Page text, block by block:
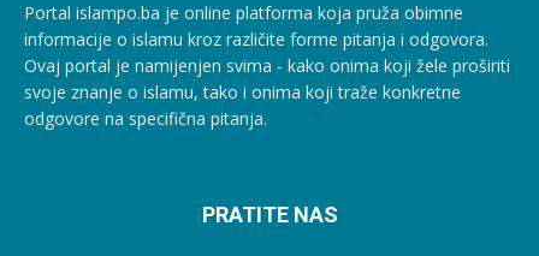
Portal islampo.ba je online platforma koja pruža obimne
informacije o islamu kroz različite forme pitanja i odgovora.
Ovaj portal je namijenjen svima - kako onima koji žele proširiti
svoje znanje o islamu, tako i onima koji traže konkretne
odgovore na specifična pitanja.
PRATITE NAS